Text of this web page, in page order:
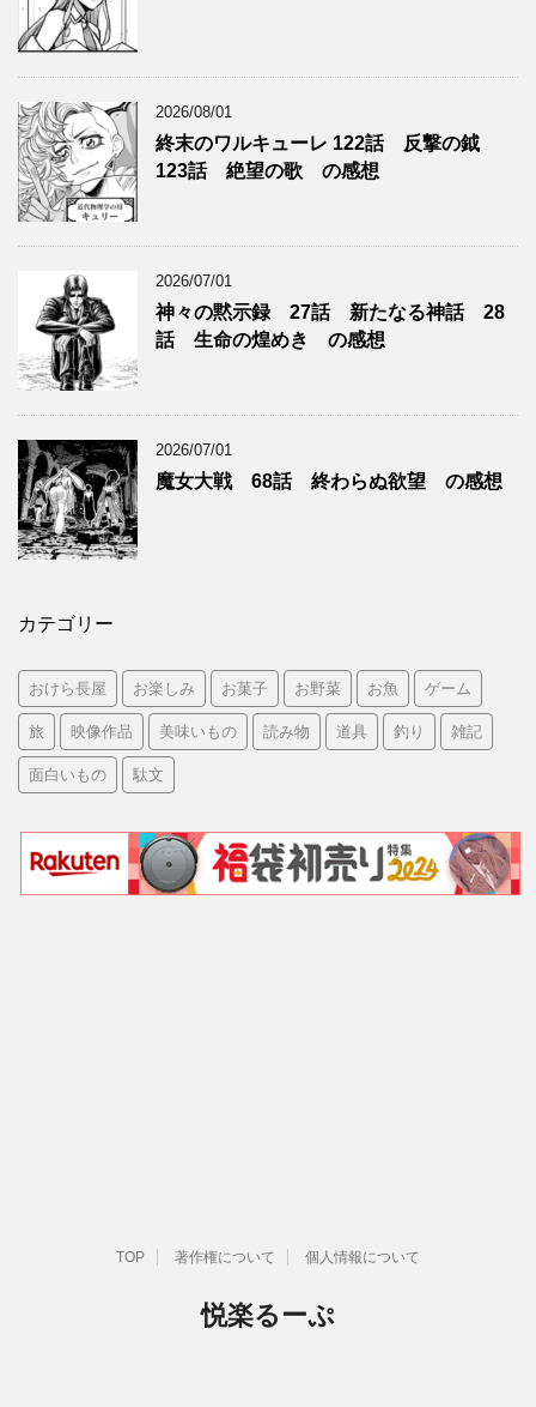
2026/08/01
終末のワルキューレ 122話 反撃の鉞
123話 絶望の歌 の感想
2026/07/01
神々の黙示録 27話 新たなる神話 28
話 生命の煌めき の感想
2026/07/01
魔女大戦 68話 終わらぬ欲望 の感想
カテゴリー
おけら長屋 お楽しみ お菓子 お野菜 お魚 ゲーム
旅 映像作品 美味いもの 読み物 道具 釣り 雑記
面白いもの 駄文
TOP 著作権について 個人情報について
悦楽るーぷ